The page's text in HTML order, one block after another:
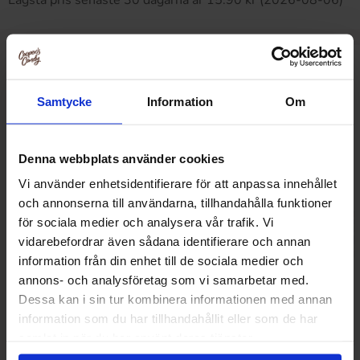
Samtycke Information Om
Denna webbplats använder cookies
Vi använder enhetsidentifierare för att anpassa innehållet
och annonserna till användarna, tillhandahålla funktioner
för sociala medier och analysera vår trafik. Vi
vidarebefordrar även sådana identifierare och annan
information från din enhet till de sociala medier och
annons- och analysföretag som vi samarbetar med.
Dessa kan i sin tur kombinera informationen med annan
information som du har tillhandahållit eller som de har